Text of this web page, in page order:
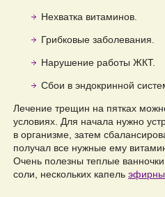
Нехватка витаминов.
Грибковые заболевания.
Нарушение работы ЖКТ.
Сбои в эндокринной
Лечение трещин на пятках
условиях. Для начала нужно
в организме, затем
получал все нужные ему
Очень полезны теплые
соли, нескольких капель